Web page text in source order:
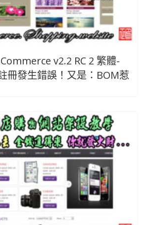
v2.2 RC 2 繁體-
冊發生錯誤！又是：BOM惹